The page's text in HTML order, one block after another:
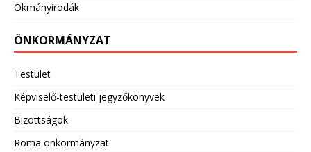
Okmányirodák
ÖNKORMÁNYZAT
Testület
Képviselő-testületi jegyzőkönyvek
Bizottságok
Roma önkormányzat